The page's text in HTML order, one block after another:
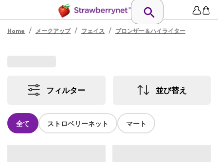
Home / メークアップ / フェイス / ブロンザー＆ハイライター
フィルター 並び替え
全て ストロベリーネット マート